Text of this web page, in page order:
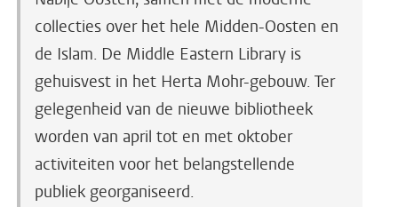
collecties over het hele Midden-Oosten en
de Islam. De Middle Eastern Library is
gehuisvest in het Herta Mohr-gebouw. Ter
gelegenheid van de nieuwe bibliotheek
worden van april tot en met oktober
activiteiten voor het belangstellende
publiek georganiseerd.